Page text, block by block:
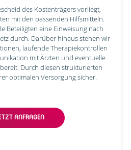
des Kostenträgers vorliegt,
mit den passenden Hilfsmitteln.
Beteiligten eine Einweisung nach
durch. Darüber hinaus stehen wir
laufende Therapiekontrollen
mit Ärzten und eventuelle
Durch diesen strukturierten
optimalen Versorgung sicher.
ANFRAGEN